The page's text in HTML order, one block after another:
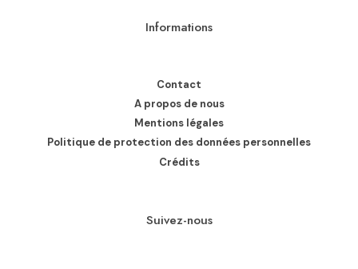
Informations
Contact
A propos de nous
Mentions légales
Politique de protection des données personnelles
Crédits
Suivez-nous